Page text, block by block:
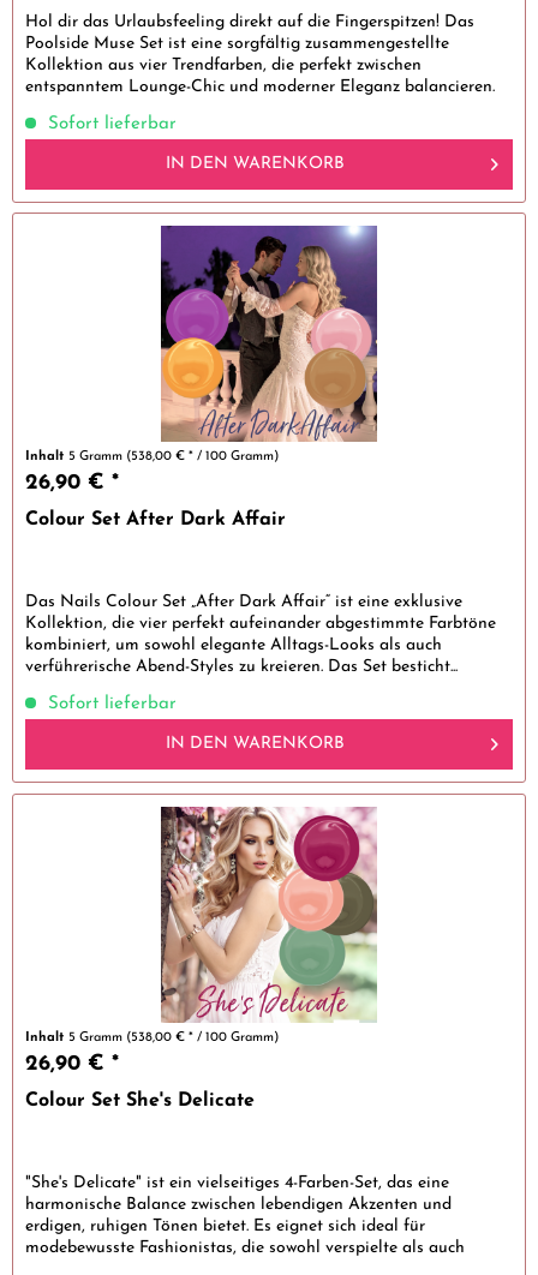
Hol dir das Urlaubsfeeling direkt auf die Fingerspitzen! Das
Poolside Muse Set ist eine sorgfältig zusammengestellte
Kollektion aus vier Trendfarben, die perfekt zwischen
entspanntem Lounge-Chic und moderner Eleganz balancieren.
Sofort lieferbar
IN DEN WARENKORB
Inhalt 5 Gramm (538,00 € * / 100 Gramm)
26,90 € *
Colour Set After Dark Affair
Das Nails Colour Set „After Dark Affair“ ist eine exklusive
Kollektion, die vier perfekt aufeinander abgestimmte Farbtöne
kombiniert, um sowohl elegante Alltags-Looks als auch
verführerische Abend-Styles zu kreieren. Das Set besticht...
Sofort lieferbar
IN DEN WARENKORB
Inhalt 5 Gramm (538,00 € * / 100 Gramm)
26,90 € *
Colour Set She's Delicate
"She's Delicate" ist ein vielseitiges 4-Farben-Set, das eine
harmonische Balance zwischen lebendigen Akzenten und
erdigen, ruhigen Tönen bietet. Es eignet sich ideal für
modebewusste Fashionistas, die sowohl verspielte als auch